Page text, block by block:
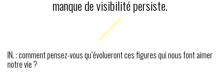
manque de visibilité persiste.
IN. : comment pensez-vous qu’évolueront ces figures qui nous font aimer
notre vie ?